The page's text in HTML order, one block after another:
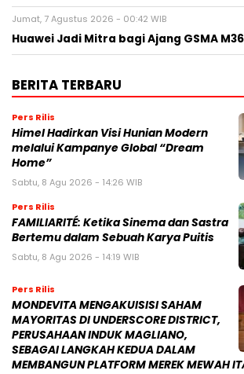
Jumat, 7 Agustus 2026 - 00:42 WIB
Huawei Jadi Mitra bagi Ajang GSMA
BERITA TERBARU
Pers Rilis
Himel Hadirkan Visi Hunian Modern
melalui Kampanye Global “Dream
Home”
Sabtu, 8 Agu 2026 - 14:26 WIB
Pers Rilis
FAMILIARITÉ: Ketika Sinema dan Sastra
Bertemu dalam Sebuah Karya Puitis
Sabtu, 8 Agu 2026 - 14:19 WIB
Pers Rilis
MONDEVITA MENGAKUISISI SAHAM
MAYORITAS DI UNDERSCORE DISTRICT,
PERUSAHAAN INDUK MAGLIANO,
SEBAGAI LANGKAH KEDUA DALAM
MEMBANGUN PLATFORM MEREK MEWAH